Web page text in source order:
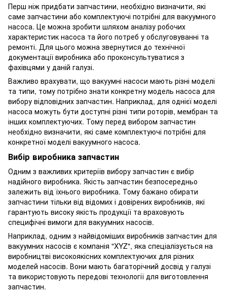
Перш ніж придбати запчастини, необхідно визначити, які
саме запчастини або комплектуючі потрібні для вакуумного
насоса. Це можна зробити шляхом аналізу робочих
характеристик насоса та його потреб у обслуговуванні та
ремонті. Для цього можна звернутися до технічної
документації виробника або проконсультуватися з
фахівцями у даній галузі.
Важливо врахувати, що вакуумні насоси мають різні моделі
та типи, тому потрібно знати конкретну модель насоса для
вибору відповідних запчастин. Наприклад, для однієї моделі
насоса можуть бути доступні різні типи роторів, мембран та
інших комплектуючих. Тому перед вибором запчастин
необхідно визначити, які саме комплектуючі потрібні для
конкретної моделі вакуумного насоса.
Вибір виробника запчастин
Одним з важливих критеріїв вибору запчастин є вибір
надійного виробника. Якість запчастин безпосередньо
залежить від їхнього виробника. Тому бажано обирати
запчастини тільки від відомих і довірених виробників, які
гарантують високу якість продукції та враховують
специфічні вимоги для вакуумних насосів.
Наприклад, одним з найвідоміших виробників запчастин для
вакуумних насосів є компанія "XYZ", яка спеціалізується на
виробництві високоякісних комплектуючих для різних
моделей насосів. Вони мають багаторічний досвід у галузі
та використовують передові технології для виготовлення
запчастин.